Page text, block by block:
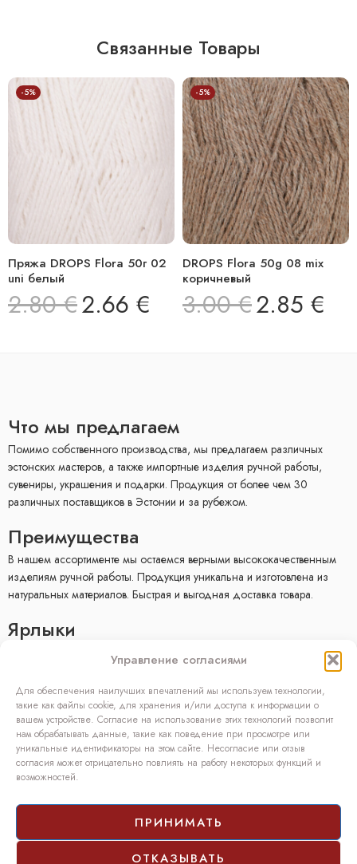
Управление согласиями
Для обеспечения наилучших впечатлений мы используем технологии,
такие как файлы cookie, для хранения и/или доступа к информации о
вашем устройстве. Согласие на использование этих технологий позволит
нам обрабатывать данные, такие как поведение при просмотре или
уникальные идентификаторы на этом сайте. Несогласие или отзыв
согласия может отрицательно повлиять на работу некоторых функций и
возможностей.
ПРИНИМАТЬ
ОТКАЗЫВАТЬ
Связанные Товары
-5%
Пряжа DROPS Flora 50г 02
uni белый
2.80€2.66 €
-5%
DROPS Flora 50g 08 mix
коричневый
3.00€2.85 €
Что мы предлагаем
Помимо собственного производства, мы предлагаем различных
эстонских мастеров, а также импортные изделия ручной работы,
сувениры, украшения и подарки. Продукция от более чем 30
различных поставщиков в Эстонии и за рубежом.
Преимущества
В нашем ассортименте мы остаемся верными высококачественным
изделиям ручной работы. Продукция уникальна и изготовлена ​​из
натуральных материалов. Быстрая и выгодная доставка товара.
Ярлыки
Политика конфиденциальности
Facebook
Kонтакт
OÜ SIVONA
Raudtee põik 2, Paikuse,
Регистрационный код: 10208888
НДС номер: EE100140093
Tелефон: (+372) 5272419